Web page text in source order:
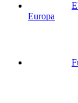
Europa